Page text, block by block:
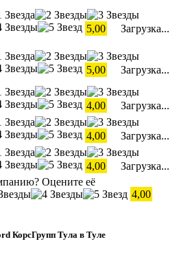
5,00
Загрузка...
5,00 Загрузка...
4,00
Загрузка...
4,00
Загрузка...
4,00
Загрузка...
Оцените её
4,00
КорсГрупп Тула в Туле